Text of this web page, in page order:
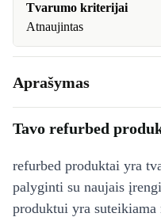
Tvarumo kriterijai
Atnaujintas
Aprašymas
Tavo refurbed
refurbed produktai yra
palyginti su naujais
produktui yra suteikiama